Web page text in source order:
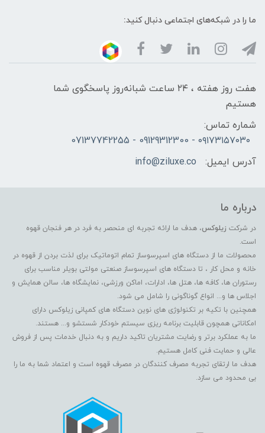
ما را در شبکه‌های اجتماعی دنبال کنید:
هفت روز هفته ، ۲۴ ساعت شبانه‌روز پاسخگوی شما
هستیم
شماره تماس:
۰۹۱۷۳۱۵۷۰۳۰ - 09129312300 - 07137742255
آدرس ایمیل:
info@ziluxe.co
درباره ما
در شرکت زیلوکس، هدف ما ارائه تجربه ای منحصر به فرد در هر فنجان قهوه
است.
محصولات ما از دستگاه های اسپرسوساز تمام اتوماتیک برای لذت بردن از قهوه در
خانه و محل کار ، تا دستگاه های اسپرسوساز صنعتی مولتی بویلر مناسب برای
رستوران ها، کافه ها، هتل ها، ادارات، اماکن ورزشی، نمایشگاه ها، سالن همایش و
اجلاس ها و... انواع گوناگونی را شامل می شود.
همچنین با تکیه بر تکنولوژی های نوین دستگاه های کمپانی زیلوکس دارای
امکاناتی همچون قابلیت برنامه ریزی سیستم خودکار شستشو و... هستند.
ما به عملکرد برتر و رضایت مشتریان تاکید داریم و به دنبال خدمات پس از فروش
عالی و حمایت فنی کامل هستیم.
هدف ما ارتقای تجربه مصرف کنندگان در مصرف قهوه است و اعتماد شما به ما را
بی محدود می سازد.